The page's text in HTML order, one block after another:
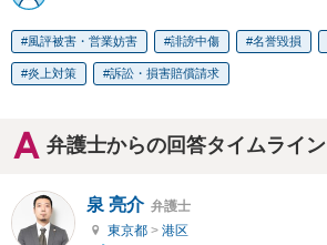
風評被害・営業妨害 誹謗中傷 名誉毀損
炎上対策 訴訟・損害賠償請求
弁護士からの回答タイムライン
泉 亮介 弁護士
東京都 > 港区